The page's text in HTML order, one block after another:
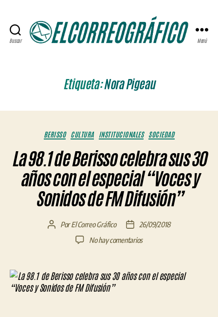
Buscar Menú
Etiqueta:Nora Pigeau
Categorías
BERISSO CULTURA INSTITUCIONALES SOCIEDAD
La 98.1 de Berisso celebra sus 30
años con el especial “Voces y
Sonidos de FM Difusión”
AutorPorEl Correo Gráfico
Fecha26/09/2018
No hay comentariosen
de
Berisso